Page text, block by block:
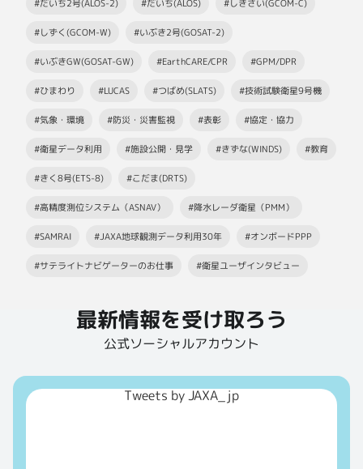
#だいち2号(ALOS-2) #だいち(ALOS) #しきさい(GCOM-C)
#しずく(GCOM-W) #いぶき2号(GOSAT-2)
#いぶきGW(GOSAT-GW) #EarthCARE/CPR #GPM/DPR
#ひまわり #LUCAS #つばめ(SLATS) #技術試験衛星9号機
#気象・環境 #防災・災害監視 #表彰 #協定・協力
#衛星データ利用 #施設公開・見学 #きずな(WINDS) #教育
#きく8号(ETS-8) #こだま(DRTS)
#高精度測位システム（ASNAV） #降水レーダ衛星（PMM）
#SAMRAI #JAXA地球観測データ利用30年 #オンボードPPP
#サテライトナビゲーターのお仕事 #衛星ユーザインタビュー
最新情報を受け取ろう
公式ソーシャルアカウント
Tweets by JAXA_jp